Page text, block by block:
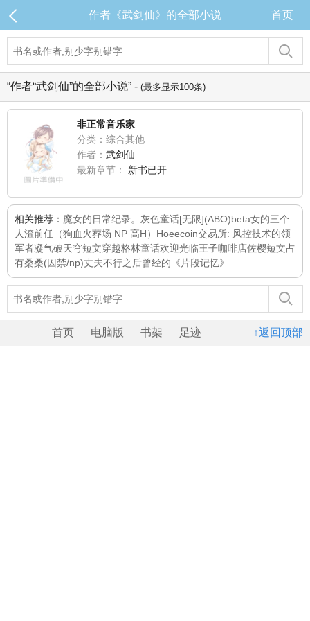
作者《武剑仙》的全部小说 首页
“作者“武剑仙”的全部小说” - (最多显示100条)
非正常音乐家
分类：综合其他
作者： 武剑仙
最新章节：
新书已开
相关推荐： 魔女的日常纪录。 灰色童话[无限](ABO)beta女的三个
人渣前任（狗血火葬场 NP 高H） Hoeecoin交易所: 风控技术的领
军者凝气破天穹短文穿越格林童话欢迎光临王子咖啡店佐樱短文占
有桑桑(囚禁/np)丈夫不行之后曾经的《片段记忆》
↑返回顶部
首页 电脑版 书架 足迹